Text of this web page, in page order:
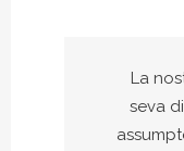
La
seva